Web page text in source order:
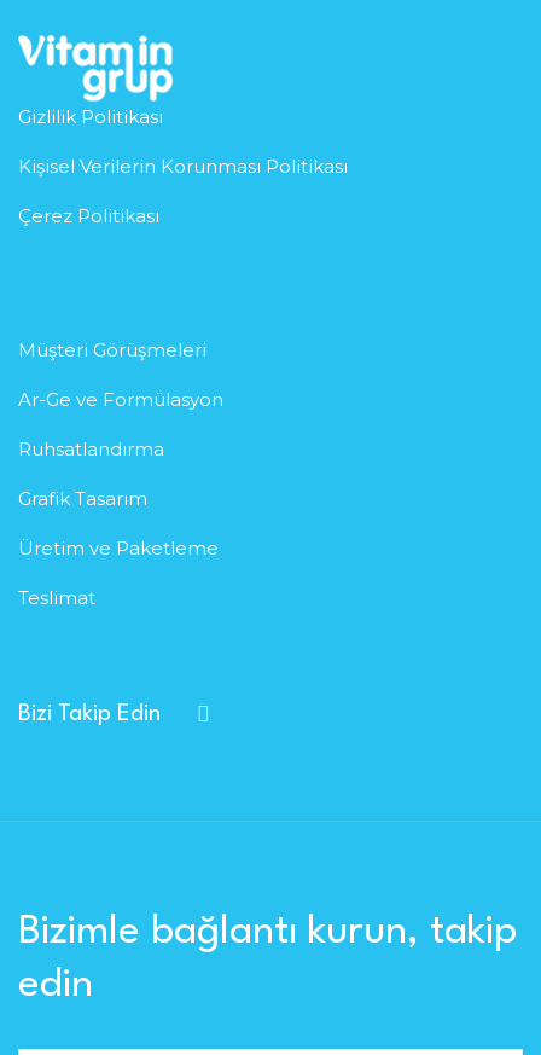
Gizlilik Politikası
Kişisel Verilerin Korunması Politikası
Çerez Politikası
Müşteri Görüşmeleri
Ar-Ge ve Formülasyon
Ruhsatlandırma
Grafik Tasarım
Üretim ve Paketleme
Teslimat
Bizi Takip Edin
Bizimle bağlantı kurun, takip
edin